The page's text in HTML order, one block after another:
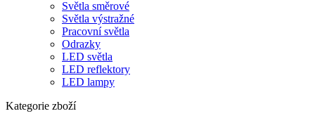
Světla směrové
Světla výstražné
Pracovní světla
Odrazky
LED světla
LED reflektory
LED lampy
Kategorie zboží